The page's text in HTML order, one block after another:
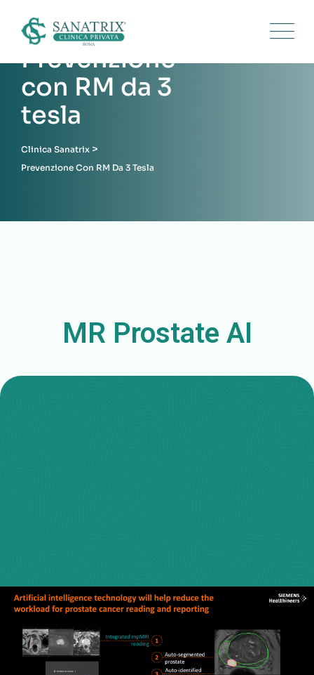
Prevenzione
con RM da 3
tesla
Clinica Sanatrix >
Prevenzione Con RM Da 3 Tesla
MR Prostate AI